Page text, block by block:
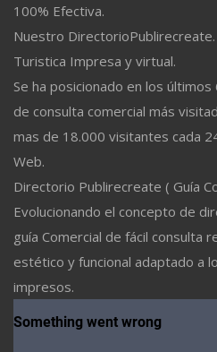
100% Efectiva.
Nuestro DirectorioPublirecreate.
Turistica Impresa y virtual.
Se ha posicionado en los
de consulta comercial más
mas de 18.000 visitantes cada
Web.
Directorio Publirecreate ( Guía
Evolucionando el concepto de
guía Comercial de fácil consulta
estético y funcional adaptado a
impresos.